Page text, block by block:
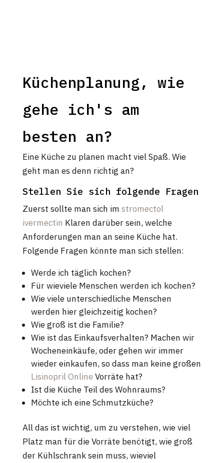
Küchenplanung, wie
gehe ich's am
besten an?
Eine Küche zu planen macht viel Spaß. Wie
geht man es denn richtig an?
Stellen Sie sich folgende Fragen
Zuerst sollte man sich im stromectol
ivermectin Klaren darüber sein, welche
Anforderungen man an seine Küche hat.
Folgende Fragen könnte man sich stellen:
Werde ich täglich kochen?
Für wieviele Menschen werden ich kochen?
Wie viele unterschiedliche Menschen
werden hier gleichzeitig kochen?
Wie groß ist die Familie?
Wie ist das Einkaufsverhalten? Machen wir
Wocheneinkäufe, oder gehen wir immer
wieder einkaufen, so dass man keine großen
Lisinopril Online Vorräte hat?
Ist die Küche Teil des Wohnraums?
Möchte ich eine Schmutzküche?
All das ist wichtig, um zu verstehen, wie viel
Platz man für die Vorräte benötigt, wie groß
der Kühlschrank sein muss, wieviel